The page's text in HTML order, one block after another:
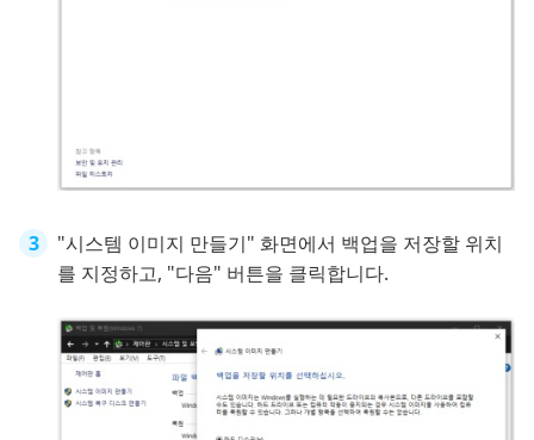
"시스템 이미지 만들기" 화면에서 백업을 저장할 위치
를 지정하고, "다음" 버튼을 클릭합니다.